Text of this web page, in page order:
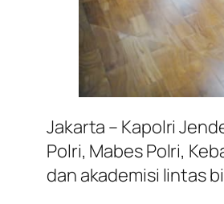
Jakarta – Kapolri
Polri, Mabes Polri,
dan akademisi lintas